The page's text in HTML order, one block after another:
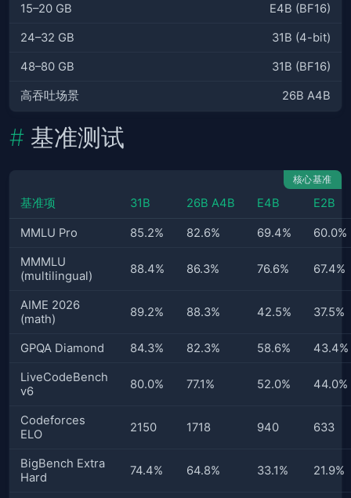
15–20 GB E4B (BF16)
24–32 GB 31B (4-bit)
48–80 GB 31B (BF16)
高吞吐场景 26B A4B
基准测试
核心基准
基准项 31B 26B A4B E4B E2B
MMLU Pro 85.2% 82.6% 69.4% 60.0%
MMMLU
(multilingual)
88.4% 86.3% 76.6% 67.4%
AIME 2026
(math)
89.2% 88.3% 42.5% 37.5%
GPQA Diamond 84.3% 82.3% 58.6% 43.4%
LiveCodeBench
v6
80.0% 77.1% 52.0% 44.0%
Codeforces
ELO
2150 1718 940 633
BigBench Extra
Hard
74.4% 64.8% 33.1% 21.9%